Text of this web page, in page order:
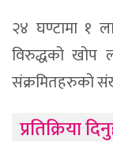
२४ घण्टामा १
विरुद्धको
संक्रमितहरुको
प्रतिक्रिया